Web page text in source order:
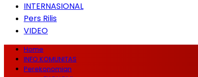
INTERNASIONAL
Pers Rilis
VIDEO
Home
INFO KOMUNITAS
Perekonomian